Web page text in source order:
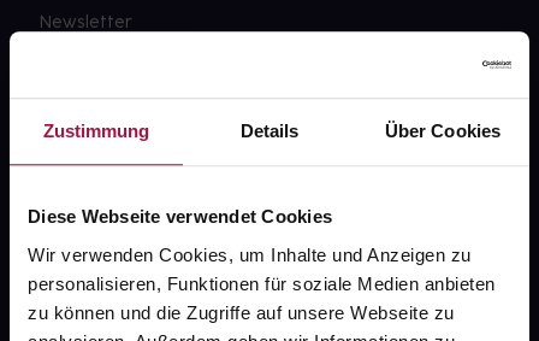
Zustimmung Details Über Cookies
Diese Webseite verwendet Cookies
Wir verwenden Cookies, um Inhalte und Anzeigen zu
personalisieren, Funktionen für soziale Medien anbieten
zu können und die Zugriffe auf unsere Webseite zu
Newsletter
Datenschutz
AGB
Impressum